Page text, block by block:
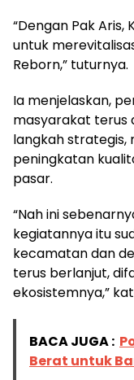
“Dengan Pak
untuk
Reborn,” tuturnya.
Ia menjelaskan,
masyarakat terus
langkah strategis,
peningkatan
pasar.
“Nah ini
kegiatannya itu
kecamatan dan
terus berlanjut,
ekosistemnya,”
BACA JUGA :
Berat untuk